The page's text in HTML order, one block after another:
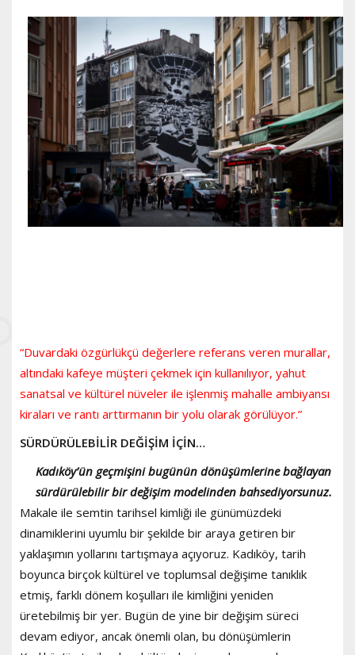
“Duvardaki özgürlükçü değerlere referans veren murallar,
altındaki kafeye müşteri çekmek için kullanılıyor, yahut
sanatsal ve kültürel nüveler ile işlenmiş mahalle ambiyansı
kiraları ve rantı arttırmanın bir yolu olarak görülüyor.”
SÜRDÜRÜLEBİLİR DEĞİŞİM İÇİN…
Kadıköy’ün geçmişini bugünün dönüşümlerine bağlayan
sürdürülebilir bir değişim modelinden bahsediyorsunuz.
Makale ile semtin tarihsel kimliği ile günümüzdeki
dinamiklerini uyumlu bir şekilde bir araya getiren bir
yaklaşımın yollarını tartışmaya açıyoruz. Kadıköy, tarih
boyunca birçok kültürel ve toplumsal değişime tanıklık
etmiş, farklı dönem koşulları ile kimliğini yeniden
üretebilmiş bir yer. Bugün de yine bir değişim süreci
devam ediyor, ancak önemli olan, bu dönüşümlerin